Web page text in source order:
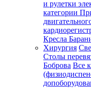
и рулетки
категории
Кресла
Хирургия
Столы
Боброва Все